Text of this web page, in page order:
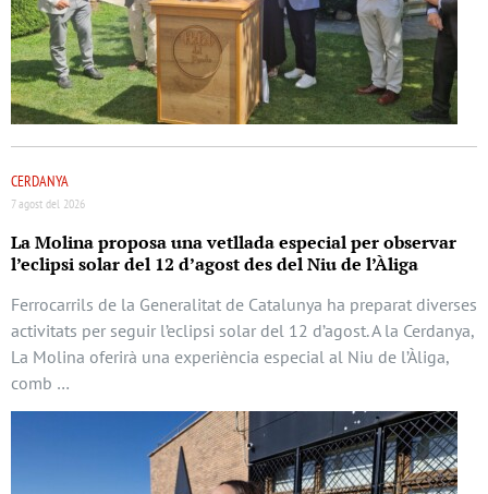
CERDANYA
7 agost del 2026
La Molina proposa una vetllada especial per observar
l’eclipsi solar del 12 d’agost des del Niu de l’Àliga
Ferrocarrils de la Generalitat de Catalunya ha preparat diverses
activitats per seguir l’eclipsi solar del 12 d’agost. A la Cerdanya,
La Molina oferirà una experiència especial al Niu de l’Àliga,
comb …